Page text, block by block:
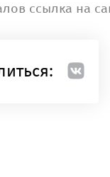
ссылка на